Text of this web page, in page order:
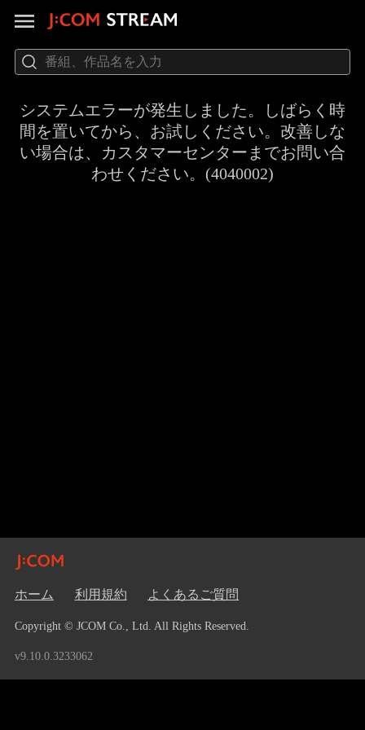
システムエラーが発生しました。しばらく時
間を置いてから、お試しください。改善しな
い場合は、カスタマーセンターまでお問い合
わせください。(4040002)
ホーム 利用規約 よくあるご質問
Copyright © JCOM Co., Ltd. All Rights Reserved.
v9.10.0.3233062